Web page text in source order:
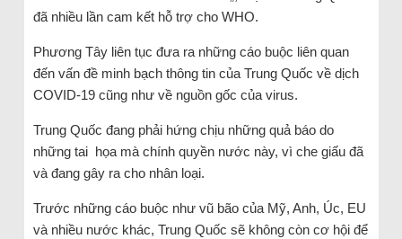
đã nhiều lần cam kết hỗ trợ cho WHO.
Phương Tây liên tục đưa ra những cáo buộc liên quan
đến vấn đề minh bạch thông tin của Trung Quốc về dịch
COVID-19 cũng như về nguồn gốc của virus.
Trung Quốc đang phải hứng chịu những quả báo do
những tai họa mà chính quyền nước này, vì che giấu đã
và đang gây ra cho nhân loại.
Trước những cáo buộc như vũ bão của Mỹ, Anh, Úc, EU
và nhiều nước khác, Trung Quốc sẽ không còn cơ hội để